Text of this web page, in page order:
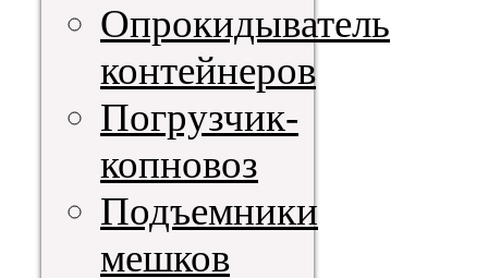
Опрокидыватель
контейнеров
Погрузчик-
копновоз
Подъемники
мешков